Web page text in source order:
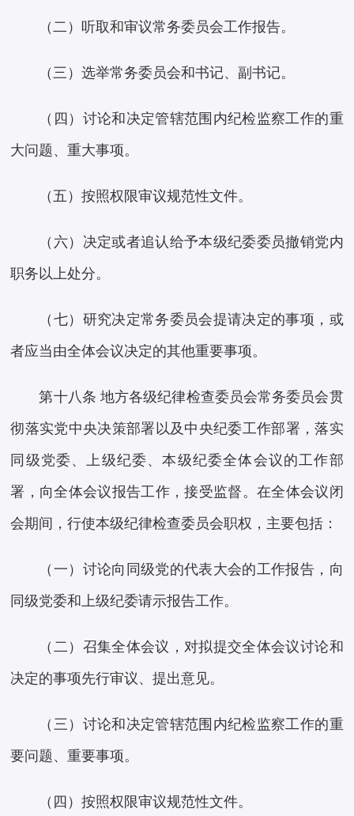
（二）听取和审议常务委员会工作报告。
（三）选举常务委员会和书记、副书记。
（四）讨论和决定管辖范围内纪检监察工作的重
大问题、重大事项。
（五）按照权限审议规范性文件。
（六）决定或者追认给予本级纪委委员撤销党内
职务以上处分。
（七）研究决定常务委员会提请决定的事项，或
者应当由全体会议决定的其他重要事项。
第十八条 地方各级纪律检查委员会常务委员会贯
彻落实党中央决策部署以及中央纪委工作部署，落实
同级党委、上级纪委、本级纪委全体会议的工作部
署，向全体会议报告工作，接受监督。在全体会议闭
会期间，行使本级纪律检查委员会职权，主要包括：
（一）讨论向同级党的代表大会的工作报告，向
同级党委和上级纪委请示报告工作。
（二）召集全体会议，对拟提交全体会议讨论和
决定的事项先行审议、提出意见。
（三）讨论和决定管辖范围内纪检监察工作的重
要问题、重要事项。
（四）按照权限审议规范性文件。